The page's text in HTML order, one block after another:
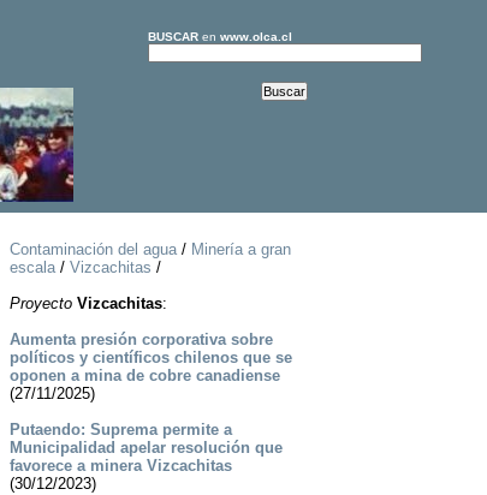
BUSCARen www.olca.cl
Contaminación del agua/ Minería a gran
escala/ Vizcachitas /
Proyecto Vizcachitas:
Aumenta presión corporativa sobre
políticos y científicos chilenos que se
oponen a mina de cobre canadiense
(27/11/2025)
Putaendo: Suprema permite a
Municipalidad apelar resolución que
favorece a minera Vizcachitas
(30/12/2023)